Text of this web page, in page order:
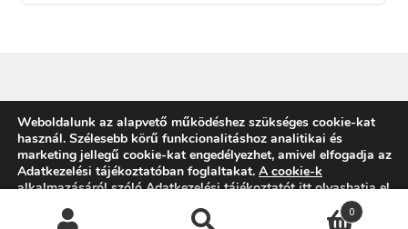
© SZERETHETŐ SZÁMVITEL 2026
Built with Storefront & WooCommerce.
0
Weboldalunk az alapvető működéshez szükséges cookie-kat
használ. Szélesebb körű funkcionalitáshoz analitikai és
marketing jellegű cookie-kat engedélyezhet, amivel elfogadja az
Adatkezelési tájékoztatóban foglaltakat. A cookie-k
alkalmazásáról szóló Adatkezelési tájékoztatót itt olvashatja el.
Engedélyezem Elutasítom